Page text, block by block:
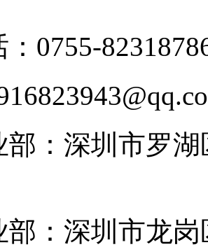
0755-
部：深圳市罗
部：深圳市龙